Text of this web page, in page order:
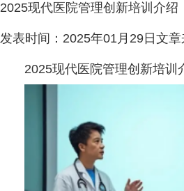
2025现代医院管理创新培训介绍
发表时间： 2025年01月29日 文章
2025现代医院管理创新培训